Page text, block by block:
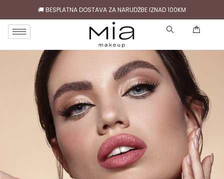
🚚 BESPLATNA DOSTAVA ZA NARUDŽBE IZNAD 100KM